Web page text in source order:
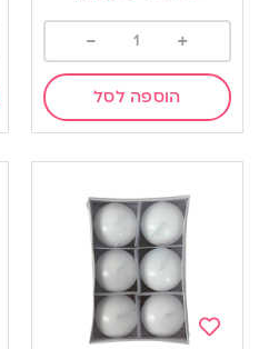
+
-
הוספה לסל